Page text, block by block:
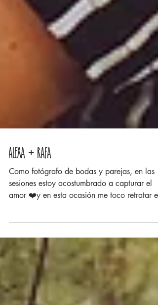
Alexa + Rafa
Como fotógrafo de bodas y parejas, en las
amor ❤️y en esta ocasión me toco retratar el
que se...